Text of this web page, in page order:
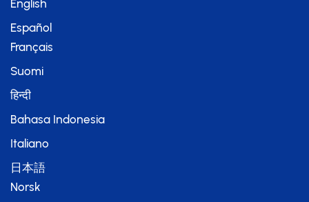
English
Español
Français
Suomi
हिन्दी
Bahasa Indonesia
Italiano
日本語
Norsk